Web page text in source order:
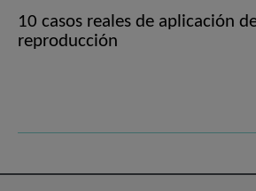
10 casos reales de aplicación
reproducción